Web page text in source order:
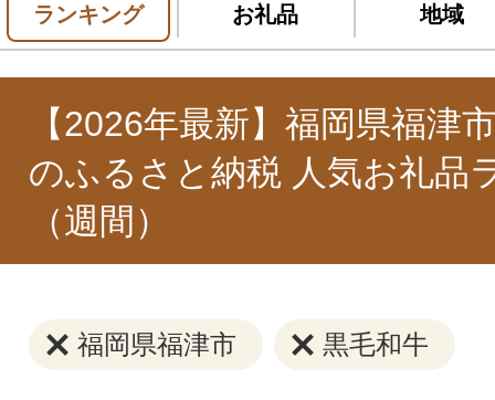
ランキング お礼品 地域
【2026年最新】福岡県福津
のふるさと納税 人気お礼品
（週間）
福岡県福津市 黒毛和牛